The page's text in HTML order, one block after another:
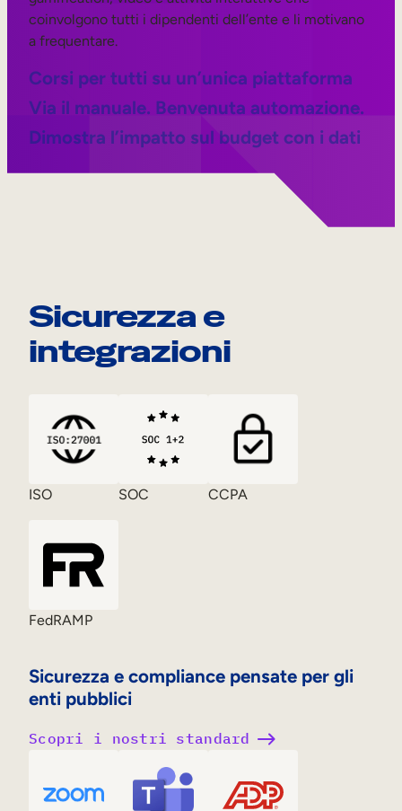
coinvolgono tutti i dipendenti dell’ente e li motivano
a frequentare.
Corsi per tutti su un’unica piattaforma
Via il manuale. Benvenuta automazione.
Dimostra l’impatto sul budget con i dati
Sicurezza e
integrazioni
Sicurezza e compliance pensate per gli
enti pubblici
ISO SOC CCPA
FedRAMP
Scopri i nostri standard